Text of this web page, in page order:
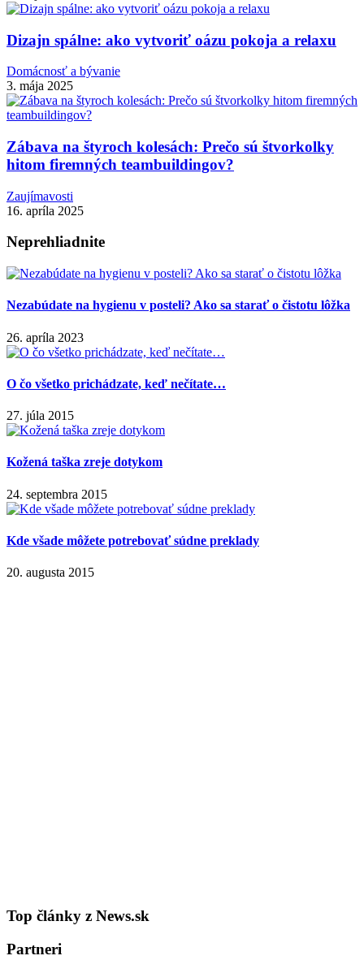
Dizajn spálne: ako vytvoriť oázu pokoja a relaxu
Domácnosť a bývanie
3. mája 2025
Zábava na štyroch kolesách: Prečo sú štvorkolky
hitom firemných teambuildingov?
Zaujímavosti
16. apríla 2025
Neprehliadnite
Nezabúdate na hygienu v posteli? Ako sa starať o čistotu lôžka
26. apríla 2023
O čo všetko prichádzate, keď nečítate…
27. júla 2015
Kožená taška zreje dotykom
24. septembra 2015
Kde všade môžete potrebovať súdne preklady
20. augusta 2015
Top články z News.sk
Partneri